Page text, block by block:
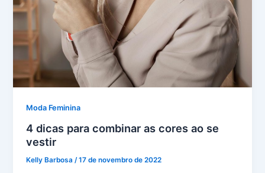
Moda Feminina
4 dicas para combinar as cores ao se
vestir
Kelly Barbosa /17 de novembro de 2022